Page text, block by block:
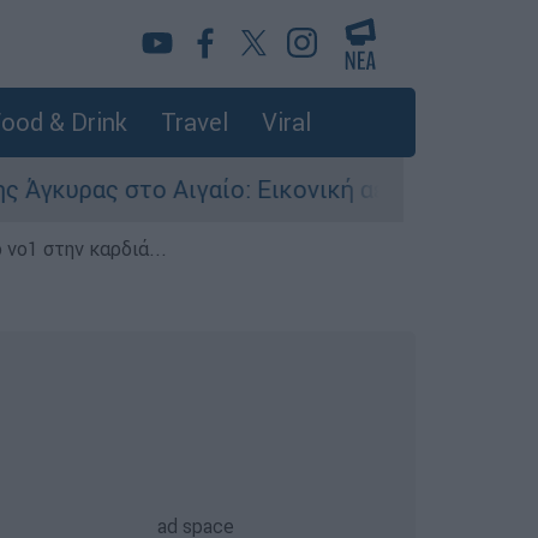
& Drink Travel Viral
Αιγαίο: Εικονική αερομαχία ανάμεσα σε
στην καρδιά...